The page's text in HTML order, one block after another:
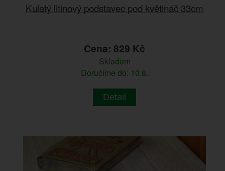
Kulatý litinový podstavec pod květináč 33cm
Cena: 829 Kč
Skladem
Doručíme do: 10.8.
Detail